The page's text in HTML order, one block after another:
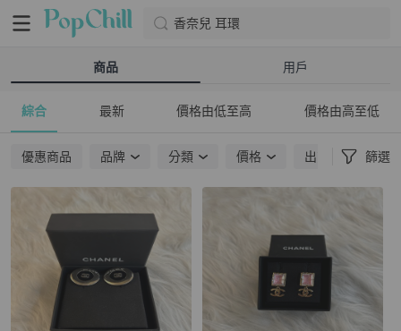
香奈兒 耳環
商品 用戶
綜合 最新 價格由低至高 價格由高至低
優惠商品 品牌 分類 價格 出貨地點 篩選